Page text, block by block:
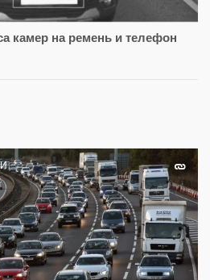
камер на ремень и телефон